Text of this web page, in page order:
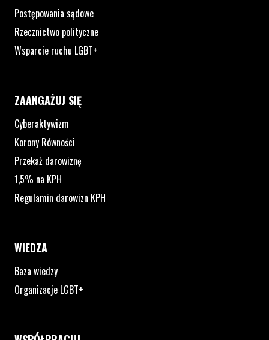
Postępowania sądowe
Rzecznictwo polityczne
Wsparcie ruchu LGBT+
ZAANGAŻUJ SIĘ
Cyberaktywizm
Korony Równości
Przekaż darowiznę
1,5% na KPH
Regulamin darowizn KPH
WIEDZA
Baza wiedzy
Organizacje LGBT+